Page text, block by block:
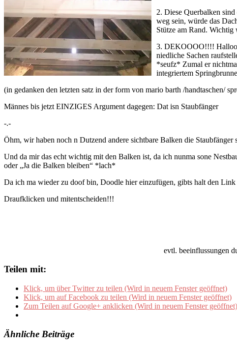
2. Diese Querbalken
weg sein, würde das
Stütze am Rand.
3. DEKOOOO!!!!
niedliche Sachen
*seufz* Zumal er
integriertem
(in gedanken den letzten satz in der form von mario barth /
Männes bis jetzt EINZIGES Argument dagegen: Dat isn Staubfänger
-.-
Öhm, wir haben noch n Dutzend andere sichtbare Balken die
Und da mir das echt wichtig mit den Balken ist, da ich nunma sone
oder „Ja die Balken bleiben“ *lach*
Da ich ma wieder zu doof bin, Doodle hier einzufügen, gibts halt den
Draufklicken und mitentscheiden!!!
evtl. beeinflussungen
Teilen mit:
Klick, um über Twitter zu teilen (Wird in neuem Fenster geöffnet)
Klick, um auf Facebook zu teilen (Wird in neuem Fenster geöffnet)
Zum Teilen auf Google+ anklicken (Wird in neuem Fenster geöffnet)
Ähnliche Beiträge